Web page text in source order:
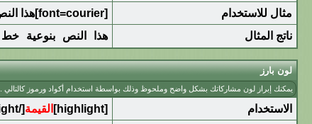
مثال للاستخدام
[font=courier]هذا النص بنوعية خط courier[/font]
ناتج المثال
هذا النص بنوعية خط courier
لون بارز
يمكنك إبراز لون مشاركاتك بشكل واضح وملحوظ وذلك بواسطة استخدام أكواد ورموز كالتالي .
الاستخدام [highlight] القيمة[/highlight]